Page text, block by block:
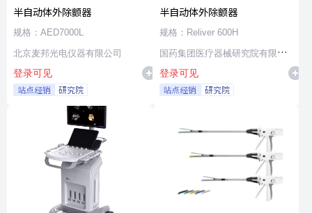
半自动体外除颤器
规格：AED7000L
北京麦邦光电仪器有限公司
登录可见
站点经销 研究院
半自动体外除颤器
规格：Reliver 600H
国药集团医疗器械研究院有限公
司
登录可见
站点经销 研究院